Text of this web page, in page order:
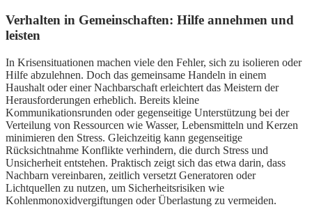
Verhalten in Gemeinschaften: Hilfe annehmen und
leisten
In Krisensituationen machen viele den Fehler, sich zu isolieren oder
Hilfe abzulehnen. Doch das gemeinsame Handeln in einem
Haushalt oder einer Nachbarschaft erleichtert das Meistern der
Herausforderungen erheblich. Bereits kleine
Kommunikationsrunden oder gegenseitige Unterstützung bei der
Verteilung von Ressourcen wie Wasser, Lebensmitteln und Kerzen
minimieren den Stress. Gleichzeitig kann gegenseitige
Rücksichtnahme Konflikte verhindern, die durch Stress und
Unsicherheit entstehen. Praktisch zeigt sich das etwa darin, dass
Nachbarn vereinbaren, zeitlich versetzt Generatoren oder
Lichtquellen zu nutzen, um Sicherheitsrisiken wie
Kohlenmonoxidvergiftungen oder Überlastung zu vermeiden.